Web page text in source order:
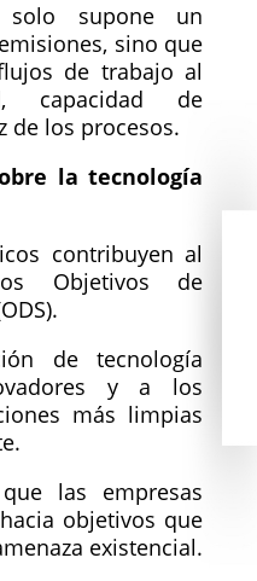
solo supone un
sino que
de trabajo al
capacidad de
de los procesos.
la tecnología
contribuyen al
Objetivos de
de tecnología
y a los
más limpias
las empresas
objetivos que
existencial.